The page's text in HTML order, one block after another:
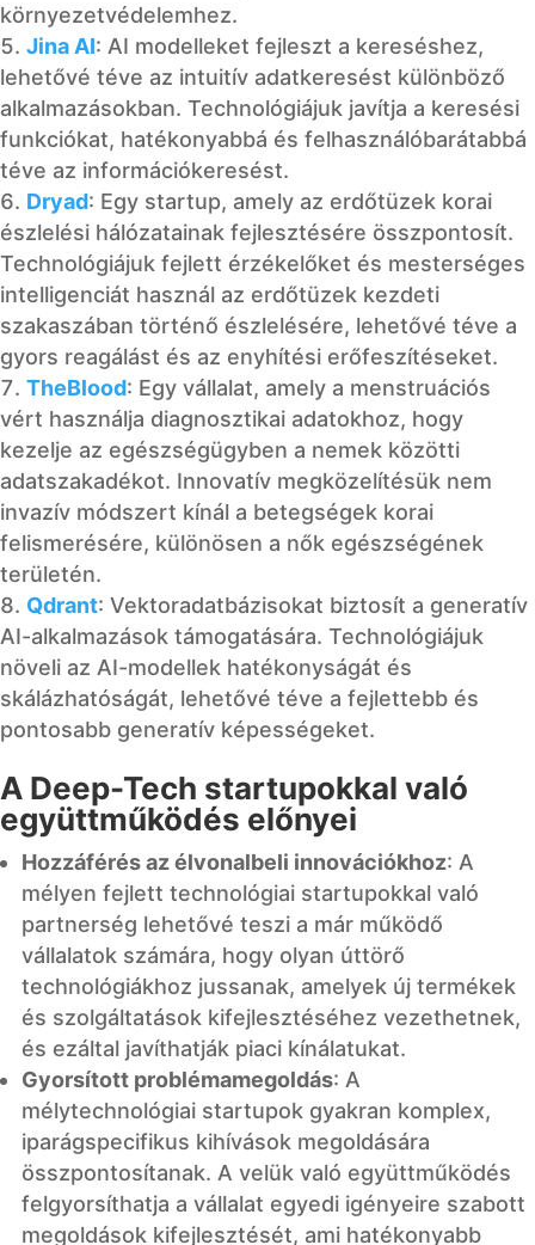
környezetvédelemhez.
Jina AI: AI modelleket fejleszt a kereséshez,
lehetővé téve az intuitív adatkeresést különböző
alkalmazásokban. Technológiájuk javítja a keresési
funkciókat, hatékonyabbá és felhasználóbarátabbá
téve az információkeresést.
Dryad: Egy startup, amely az erdőtüzek korai
észlelési hálózatainak fejlesztésére összpontosít.
Technológiájuk fejlett érzékelőket és mesterséges
intelligenciát használ az erdőtüzek kezdeti
szakaszában történő észlelésére, lehetővé téve a
gyors reagálást és az enyhítési erőfeszítéseket.
TheBlood: Egy vállalat, amely a menstruációs
vért használja diagnosztikai adatokhoz, hogy
kezelje az egészségügyben a nemek közötti
adatszakadékot. Innovatív megközelítésük nem
invazív módszert kínál a betegségek korai
felismerésére, különösen a nők egészségének
területén.
Qdrant: Vektoradatbázisokat biztosít a generatív
AI-alkalmazások támogatására. Technológiájuk
növeli az AI-modellek hatékonyságát és
skálázhatóságát, lehetővé téve a fejlettebb és
pontosabb generatív képességeket.
A Deep-Tech startupokkal való
együttműködés előnyei
Hozzáférés az élvonalbeli innovációkhoz: A
mélyen fejlett technológiai startupokkal való
partnerség lehetővé teszi a már működő
vállalatok számára, hogy olyan úttörő
technológiákhoz jussanak, amelyek új termékek
és szolgáltatások kifejlesztéséhez vezethetnek,
és ezáltal javíthatják piaci kínálatukat.
Gyorsított problémamegoldás: A
mélytechnológiai startupok gyakran komplex,
iparágspecifikus kihívások megoldására
összpontosítanak. A velük való együttműködés
felgyorsíthatja a vállalat egyedi igényeire szabott
megoldások kifejlesztését, ami hatékonyabb